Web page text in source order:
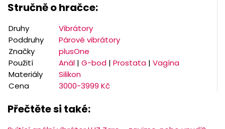
Stručně o hračce:
Druhy
Vibrátory
Poddruhy
Párové vibrátory
Značky
plusOne
Použití
Anál | G-bod | Prostata | Vagína
Materiály
Silikon
Cena
3000-3999 Kč
Přečtěte si také: